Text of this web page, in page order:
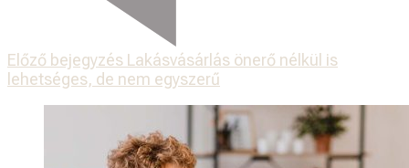
Előző bejegyzés Lakásvásárlás önerő nélkül is
lehetséges, de nem egyszerű